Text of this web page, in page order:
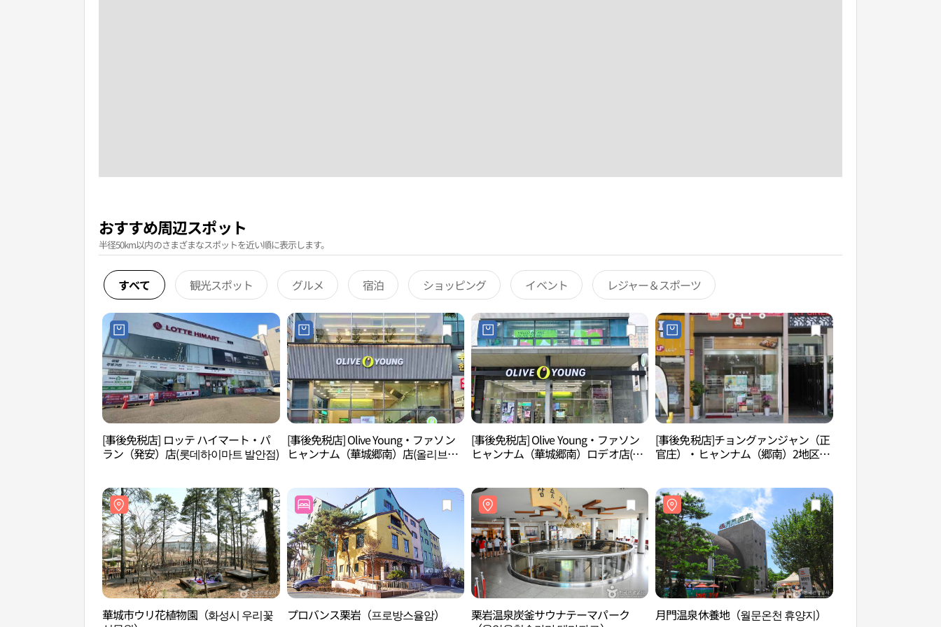
おすすめ周辺スポット
半径50km以内のさまざまなスポットを近い順に表示します。
すべて 観光スポット グルメ 宿泊 ショッピング イベント レジャー＆スポーツ
[事後免税店] ロッテ ハイマート・パ
ラン（発安）店(롯데하이마트 발안점)
[事後免税店] Olive Young・ファソン
ヒャンナム（華城郷南）店(올리브영
[事後免税店] Olive Young・ファソン
ヒャンナム（華城郷南）ロデオ店(올
[事後免税店]チョングァンジャン（正
官庄）・ヒャンナム（郷南）2地区本
華城市ウリ花植物園（화성시 우리꽃
プロバンス栗岩（프로방스율암）
栗岩温泉炭釜サウナテーマパーク
月門温泉休養地（월문온천 휴양지）